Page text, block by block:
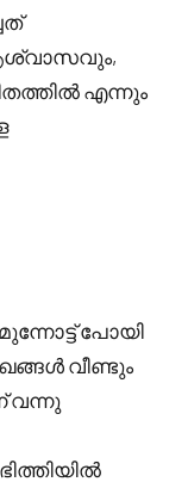
എന്നും
പോയി
വീണ്ടും
വന്നു